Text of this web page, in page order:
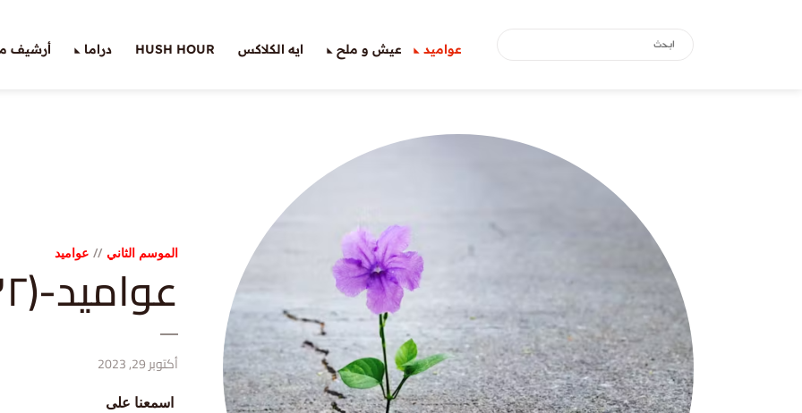
عواميد عيش و ملح ايه الكلاكس HUSH HOUR دراما أرشيف
الموسم الثاني عواميد
عواميد-(٣٢): الأمل
أكتوبر 29, 2023
اسمعنا على